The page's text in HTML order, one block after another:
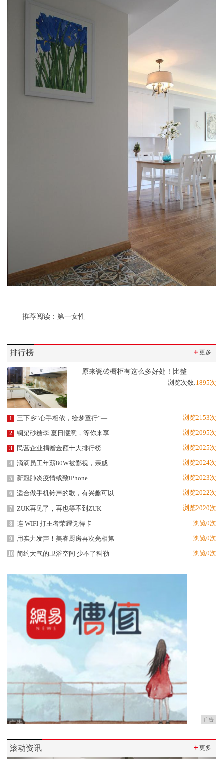
推荐阅读： 第一女性
排行榜 ＋更多
原来瓷砖橱柜有这么多好处！比整
浏览次数:1895次
1 三下乡“心手相依，绘梦童行”— 浏览2153次
2 铜梁砂糖李|夏日惬意，等你来享 浏览2095次
3 民营企业捐赠金额十大排行榜 浏览2025次
4 滴滴员工年薪80W被鄙视，亲戚 浏览2024次
5 新冠肺炎疫情或致iPhone 浏览2023次
6 适合做手机铃声的歌，有兴趣可以 浏览2022次
7 ZUK再见了，再也等不到ZUK 浏览2020次
8 连 WIFI 打王者荣耀觉得卡 浏览0次
9 用实力发声！美睿厨房再次亮相第 浏览0次
10 简约大气的卫浴空间 少不了科勒 浏览0次
广告
滚动资讯 ＋更多